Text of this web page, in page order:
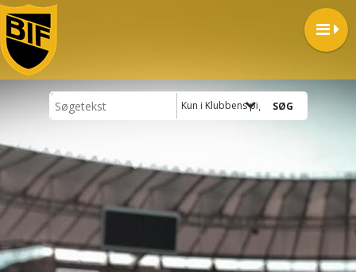
Kun i Klubbens pigehold